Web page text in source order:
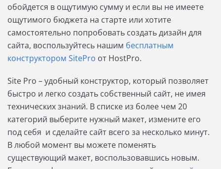
обойдется в ощутимую сумму и если вы не имеете
ощутимого бюджета на старте или хотите
самостоятельно попробовать создать дизайн для
сайта, воспользуйтесь нашим бесплатным
конструктором SitePro от HostPro.
Site Pro – удобный конструктор, который позволяет
быстро и легко создать собственный сайт, не имея
технических знаний. В списке из более чем 20
категорий выберите нужный макет, измените его
под себя и сделайте сайт всего за несколько минут.
В любой момент вы можете поменять
существующий макет, воспользовавшись новым.